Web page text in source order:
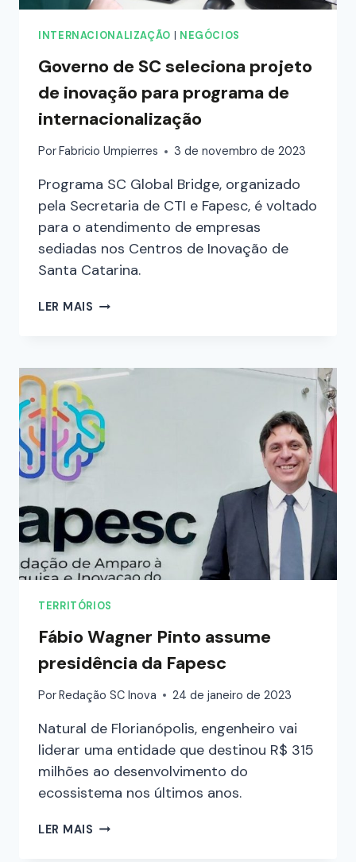
INTERNACIONALIZAÇÃO NEGÓCIOS
Governo de SC seleciona projeto
de inovação para programa de
internacionalização
PorFabricio Umpierres 3 de novembro de 2023
Programa SC Global Bridge, organizado
pela Secretaria de CTI e Fapesc, é voltado
para o atendimento de empresas
sediadas nos Centros de Inovação de
Santa Catarina.
LER MAIS
TERRITÓRIOS
Fábio Wagner Pinto assume
presidência da Fapesc
PorRedação SC Inova 24 de janeiro de 2023
Natural de Florianópolis, engenheiro vai
liderar uma entidade que destinou R$ 315
milhões ao desenvolvimento do
ecossistema nos últimos anos.
LER MAIS